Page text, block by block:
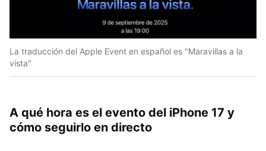
La traducción del Apple Event en español es "Maravillas a la
vista"
A qué hora es el evento del iPhone 17 y
cómo seguirlo en directo